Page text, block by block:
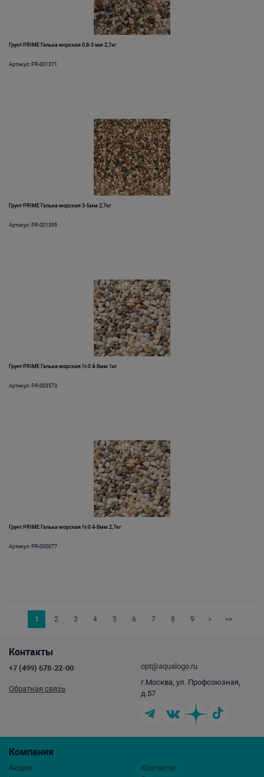
Грунт PRIME Галька морская 0,8-3 мм 2,7кг
Артикул: PR-001371
Грунт PRIME Галька морская 3-5мм 2,7кг
Артикул: PR-001395
Грунт PRIME Галька морская №0 4-8мм 1кг
Артикул: PR-003573
Грунт PRIME Галька морская №0 4-8мм 2,7кг
Артикул: PR-000077
1 2 3 4 5 6 7 8 9 > >>
Компания
Акции
Контакты
Контакты
+7 (499) 678-22-00
Обратная связь
opt@aqualogo.ru
г.Москва, ул. Профсоюзная,
д.57